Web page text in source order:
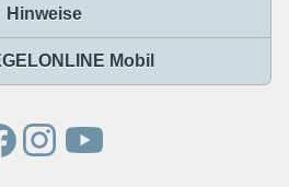
Hinweise
Mobil